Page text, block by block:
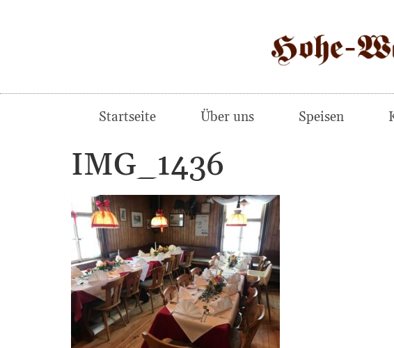
Startseite Über uns Speisen
IMG_1436